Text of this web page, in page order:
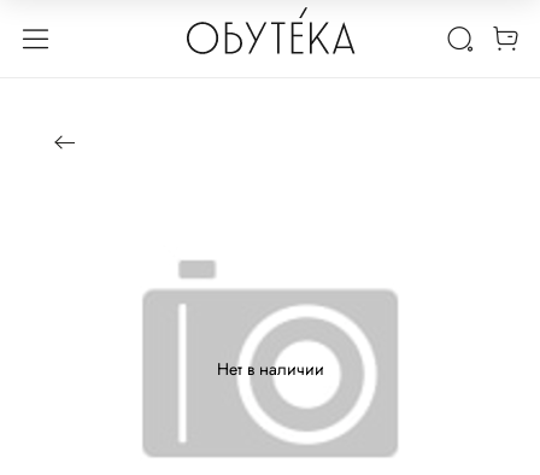
Нет в наличии